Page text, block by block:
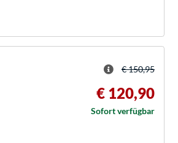
€ 150,95
€ 120,90
Sofort verfügbar